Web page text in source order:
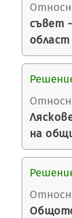
съвет
област
на